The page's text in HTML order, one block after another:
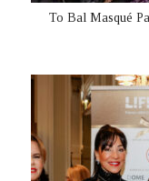
Το Bal Masqué